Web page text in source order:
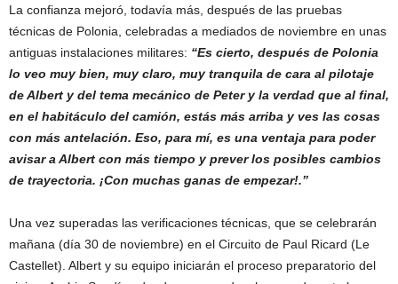
La confianza mejoró, todavía más, después de las pruebas
técnicas de Polonia, celebradas a mediados de noviembre en unas
antiguas instalaciones militares: “Es cierto, después de Polonia
lo veo muy bien, muy claro, muy tranquila de cara al pilotaje
de Albert y del tema mecánico de Peter y la verdad que al final,
en el habitáculo del camión, estás más arriba y ves las cosas
con más antelación. Eso, para mí, es una ventaja para poder
avisar a Albert con más tiempo y prever los posibles cambios
de trayectoria. ¡Con muchas ganas de empezar!.”
Una vez superadas las verificaciones técnicas, que se celebrarán
mañana (día 30 de noviembre) en el Circuito de Paul Ricard (Le
Castellet). Albert y su equipo iniciarán el proceso preparatorio del